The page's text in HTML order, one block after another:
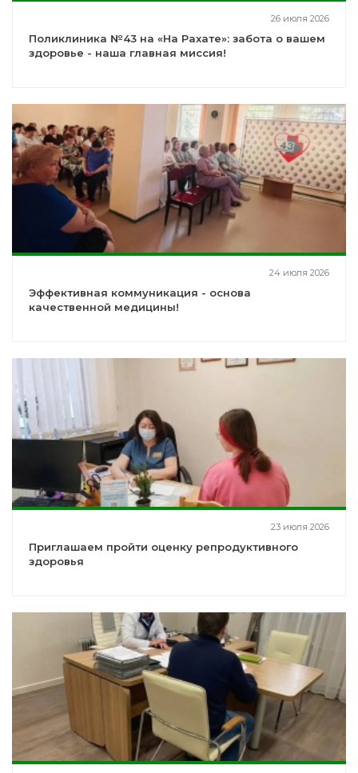
26 июля 2026
Поликлиника №43 на «На Рахате»: забота о вашем
здоровье - наша главная миссия!
24 июля 2026
Эффективная коммуникация - основа
качественной медицины!
23 июля 2026
Приглашаем пройти оценку репродуктивного
здоровья